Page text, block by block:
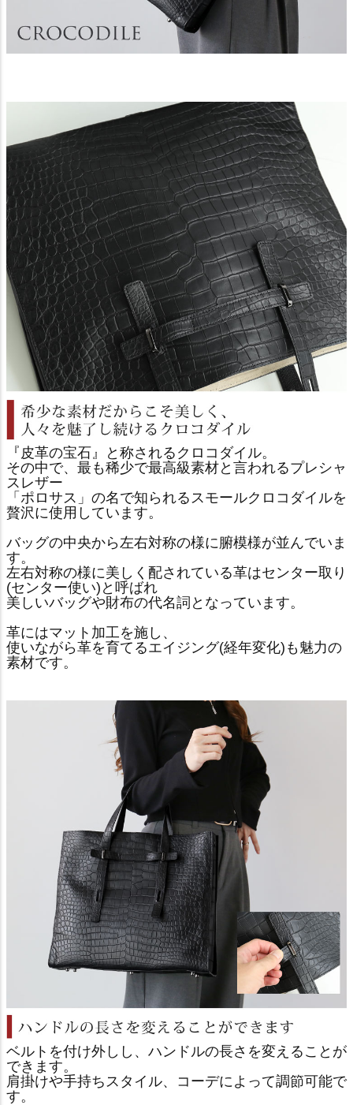
『皮革の宝石』と称されるクロコダイル。
その中で、最も稀少で最高級素材と言われるプレシャ
スレザー
「ポロサス」の名で知られるスモールクロコダイルを
贅沢に使用しています。
バッグの中央から左右対称の様に腑模様が並んでいま
す。
左右対称の様に美しく配されている革はセンター取り
(センター使い)と呼ばれ
美しいバッグや財布の代名詞となっています。
革にはマット加工を施し、
使いながら革を育てるエイジング(経年変化)も魅力の
素材です。
ベルトを付け外しし、ハンドルの長さを変えることが
できます。
肩掛けや手持ちスタイル、コーデによって調節可能で
す。